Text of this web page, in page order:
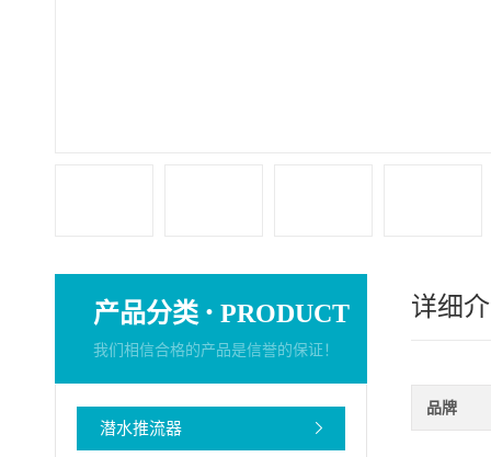
产品分类 · PRODUCT
我们相信合格的产品是信誉的保证！
潜水推流器
详细
品牌